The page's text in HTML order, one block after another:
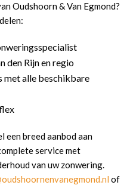
Oudshoorn & Van Egmond?
den Rijn en regio
met alle beschikbare
een breed aanbod aan
service met
van uw zonwering.
of